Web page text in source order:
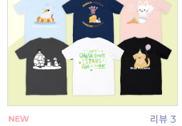
리뷰 3